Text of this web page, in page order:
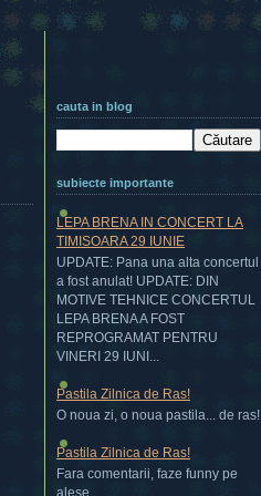
cauta in blog
subiecte importante
LEPA BRENA IN CONCERT LA
TIMISOARA 29 IUNIE
UPDATE: Pana una alta concertul
a fost anulat! UPDATE: DIN
MOTIVE TEHNICE CONCERTUL
LEPA BRENA A FOST
REPROGRAMAT PENTRU
VINERI 29 IUNI...
Pastila Zilnica de Ras!
O noua zi, o noua pastila... de ras!
Pastila Zilnica de Ras!
Fara comentarii, faze funny pe
alese....